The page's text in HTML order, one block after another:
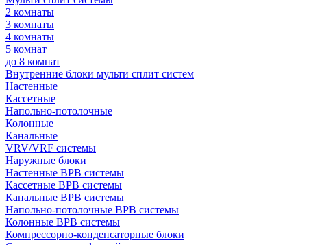
2 комнаты
3 комнаты
4 комнаты
5 комнат
до 8 комнат
Внутренние блоки мульти сплит систем
Настенные
Кассетные
Напольно-потолочные
Колонные
Канальные
VRV/VRF системы
Наружные блоки
Настенные ВРВ системы
Кассетные ВРВ системы
Канальные ВРВ системы
Напольно-потолочные ВРВ системы
Колонные ВРВ системы
Компрессорно-конденсаторные блоки